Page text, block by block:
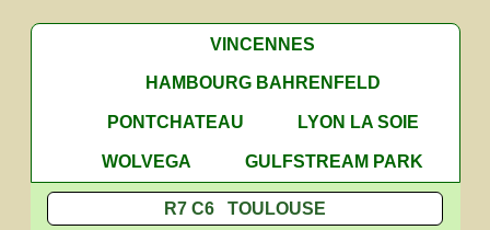
VINCENNES
HAMBOURG BAHRENFELD
PONTCHATEAU
LYON LA SOIE
WOLVEGA
GULFSTREAM PARK
R7 C6 TOULOUSE